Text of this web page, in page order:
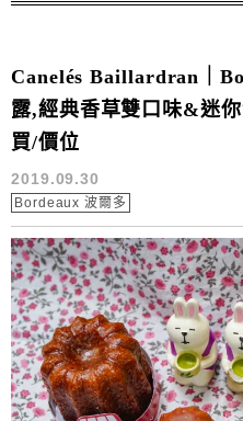
Canelés Baillardran｜
露,經典香草雙口味&迷
買/價位
2019.09.30
Bordeaux 波爾多